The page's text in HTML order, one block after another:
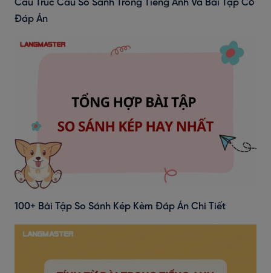
Cấu Trúc Câu So Sánh Trong Tiếng Anh Và Bài Tập Có
Đáp Án
100+ Bài Tập So Sánh Kép Kèm Đáp Án Chi Tiết